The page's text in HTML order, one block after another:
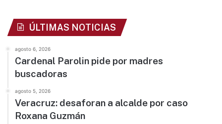
ÚLTIMAS NOTICIAS
agosto 6, 2026
Cardenal Parolin pide por madres
buscadoras
agosto 5, 2026
Veracruz: desaforan a alcalde por caso
Roxana Guzmán